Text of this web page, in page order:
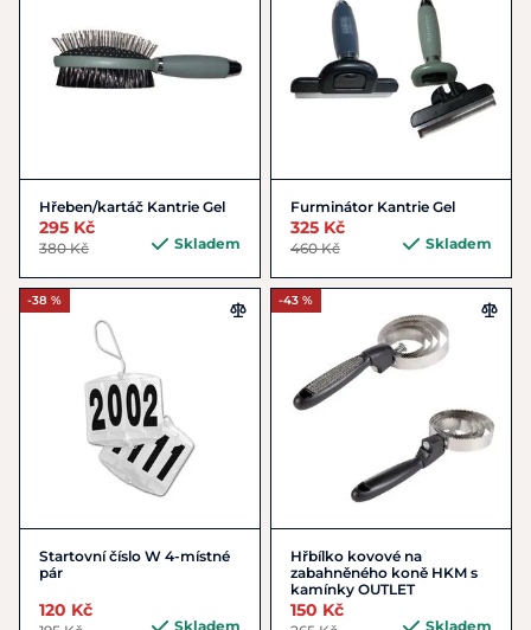
Hřeben/kartáč Kantrie Gel
295 Kč
380 Kč Skladem
Furminátor Kantrie Gel
325 Kč
460 Kč Skladem
-38 %
Startovní číslo W 4-místné
pár
120 Kč
Skladem
-43 %
Hřbílko kovové na
zabahněného koně HKM s
kamínky OUTLET
150 Kč
Skladem